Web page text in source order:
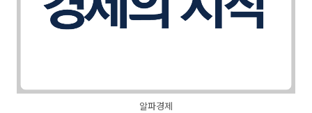
알파경제